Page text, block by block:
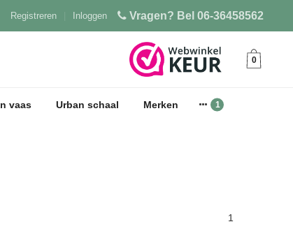
Vragen? Bel 06-36458562
Inloggen
Registreren
0
vaas Urban schaal Merken
1